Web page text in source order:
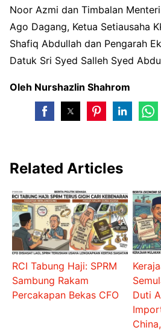
Noor Azmi dan Timbalan
Ago Dagang, Ketua Setiausaha
Shafiq Abdullah dan Pengarah
Datuk Sri Syed Salleh Syed
Oleh Nurshazlin Shahrom
Related Articles
RCI Tabung Haji: SPRM
Sambung Rakam
Percakapan Bekas CFO
Duti